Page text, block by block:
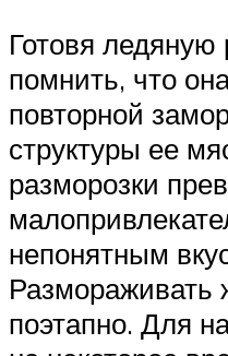
Готовя
помнить, что
повторной
структуры ее
разморозки
непонятным
Размораживать
поэтапно. Для